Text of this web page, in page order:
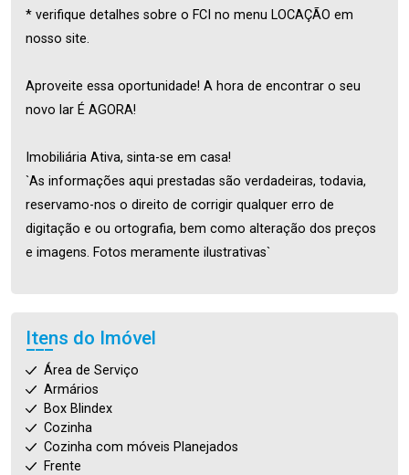
* verifique detalhes sobre o FCI no menu LOCAÇÃO em
nosso site.
Aproveite essa oportunidade! A hora de encontrar o seu
novo lar É AGORA!
Imobiliária Ativa, sinta-se em casa!
`As informações aqui prestadas são verdadeiras, todavia,
reservamo-nos o direito de corrigir qualquer erro de
digitação e ou ortografia, bem como alteração dos preços
e imagens. Fotos meramente ilustrativas`
Itens do Imóvel
Área de Serviço
Armários
Box Blindex
Cozinha
Cozinha com móveis Planejados
Frente